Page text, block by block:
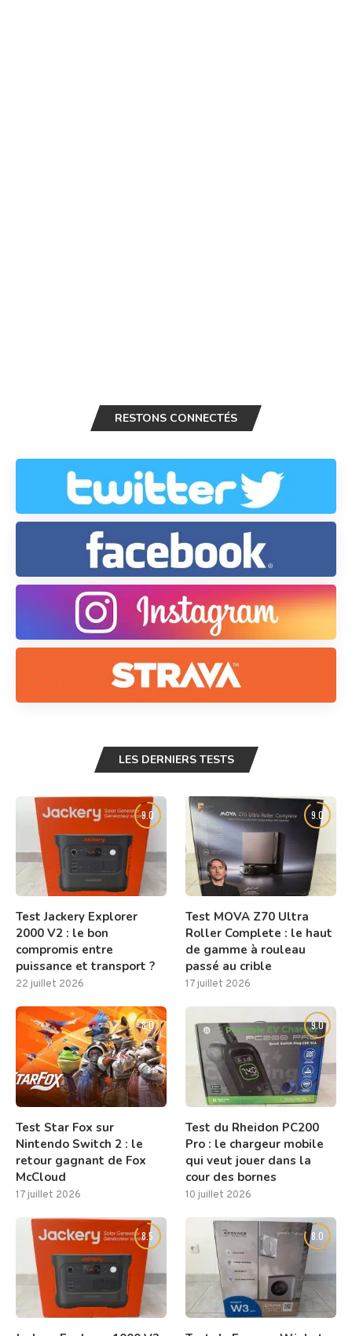
RESTONS CONNECTÉS
LES DERNIERS TESTS
9.0
Test Jackery Explorer
2000 V2 : le bon
compromis entre
puissance et transport ?
22 juillet 2026
9.0
Test MOVA Z70 Ultra
Roller Complete : le haut
de gamme à rouleau
passé au crible
17 juillet 2026
8.0
Test Star Fox sur
Nintendo Switch 2 : le
retour gagnant de Fox
McCloud
17 juillet 2026
9.0
Test du Rheidon PC200
Pro : le chargeur mobile
qui veut jouer dans la
cour des bornes
10 juillet 2026
8.5 8.0